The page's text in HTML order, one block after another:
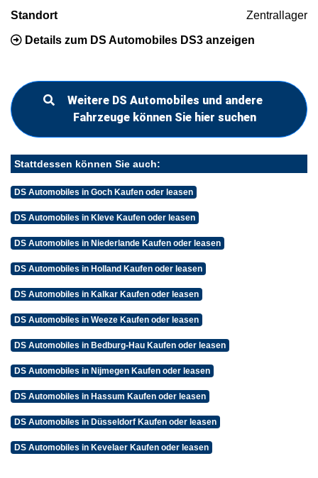
Standort Zentrallager
Details zum DS Automobiles DS3 anzeigen
Weitere DS Automobiles und andere
Fahrzeuge können Sie hier suchen
Stattdessen können Sie auch:
DS Automobiles in Goch Kaufen oder leasen
DS Automobiles in Kleve Kaufen oder leasen
DS Automobiles in Niederlande Kaufen oder leasen
DS Automobiles in Holland Kaufen oder leasen
DS Automobiles in Kalkar Kaufen oder leasen
DS Automobiles in Weeze Kaufen oder leasen
DS Automobiles in Bedburg-Hau Kaufen oder leasen
DS Automobiles in Nijmegen Kaufen oder leasen
DS Automobiles in Hassum Kaufen oder leasen
DS Automobiles in Düsseldorf Kaufen oder leasen
DS Automobiles in Kevelaer Kaufen oder leasen